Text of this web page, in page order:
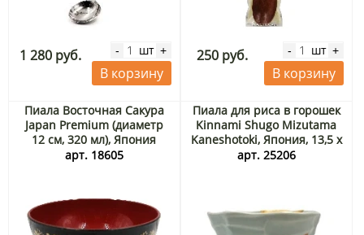
1 280 руб. - шт +
В корзину
250 руб. - шт +
В корзину
Пиала Восточная Сакура
Japan Premium (диаметр
12 см, 320 мл), Япония
арт. 18605
Пиала для риса в горошек
Kinnami Shugo Mizutama
Kaneshotoki, Япония, 13,5 х
7,4 см
арт. 25206